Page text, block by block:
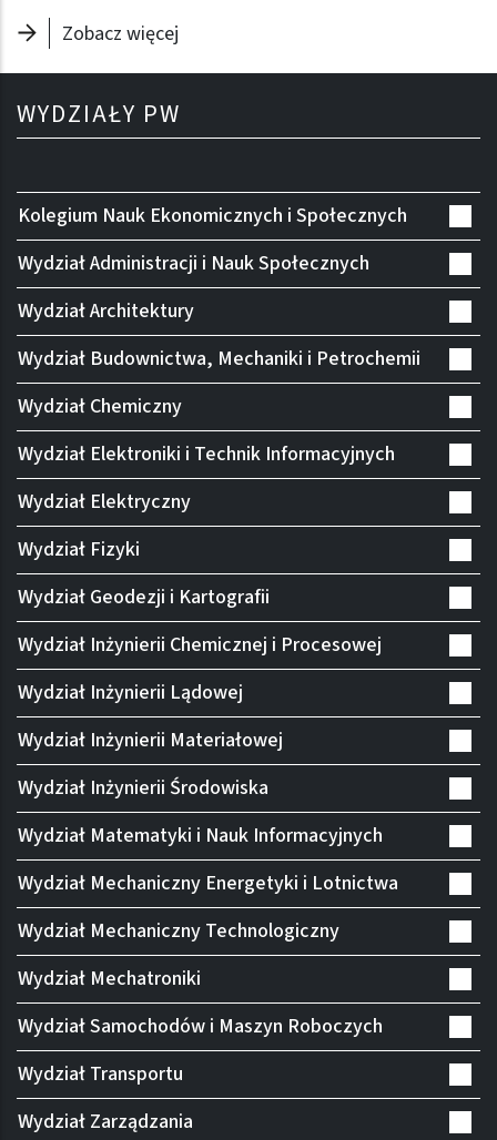
Zobacz więcej
WYDZIAŁY PW
Kolegium Nauk Ekonomicznych i Społecznych
Wydział Administracji i Nauk Społecznych
Wydział Architektury
Wydział Budownictwa, Mechaniki i Petrochemii
Wydział Chemiczny
Wydział Elektroniki i Technik Informacyjnych
Wydział Elektryczny
Wydział Fizyki
Wydział Geodezji i Kartografii
Wydział Inżynierii Chemicznej i Procesowej
Wydział Inżynierii Lądowej
Wydział Inżynierii Materiałowej
Wydział Inżynierii Środowiska
Wydział Matematyki i Nauk Informacyjnych
Wydział Mechaniczny Energetyki i Lotnictwa
Wydział Mechaniczny Technologiczny
Wydział Mechatroniki
Wydział Samochodów i Maszyn Roboczych
Wydział Transportu
Wydział Zarządzania